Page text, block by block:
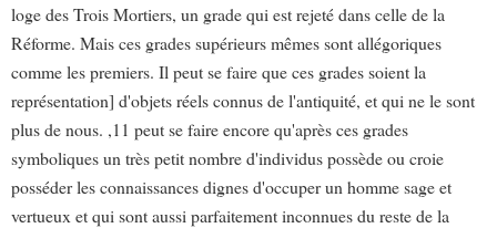
loge des Trois Mortiers, un grade qui est rejeté dans celle de la
Réforme. Mais ces grades supérieurs mêmes sont allégoriques
comme les premiers. Il peut se faire que ces grades soient la
représentation] d'objets réels connus de l'antiquité, et qui ne le sont
plus de nous. ,11 peut se faire encore qu'après ces grades
symboliques un très petit nombre d'individus possède ou croie
posséder les connaissances dignes d'occuper un homme sage et
vertueux et qui sont aussi parfaitement inconnues du reste de la